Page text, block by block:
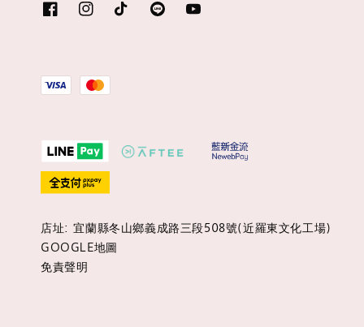
店址: 宜蘭縣冬山鄉義成路三段508號(近羅東文化工場)
GOOGLE地圖
免責聲明